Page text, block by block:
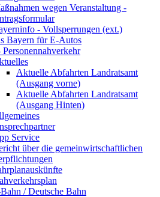
wegen Veranstaltung -
- Vollsperrungen (ext.)
Bayern für E-Autos
Aktuelle Abfahrten Landratsamt
(Ausgang vorne)
Aktuelle Abfahrten Landratsamt
(Ausgang Hinten)
Service
über die gemeinwirtschaftlichen
/ Deutsche Bahn